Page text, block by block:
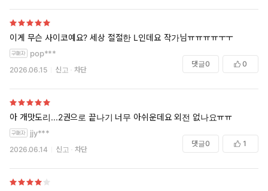
이게 무슨 사이코예요? 세상 절절한 L인데요 작가님ㅠㅠㅠㅠㅜㅜ
pop***
2026.06.15 신고 차단
댓글0 0
아 개맛도리...2권으로 끝나기 너무 아쉬운데요 외전 없나요ㅠㅠ
jjy***
2026.06.14 신고 차단
댓글0 1